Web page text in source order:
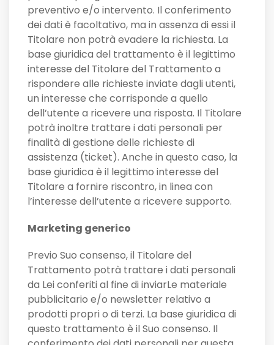
preventivo e/o intervento. Il conferimento
dei dati è facoltativo, ma in assenza di essi il
Titolare non potrà evadere la richiesta. La
base giuridica del trattamento è il legittimo
interesse del Titolare del Trattamento a
rispondere alle richieste inviate dagli utenti,
un interesse che corrisponde a quello
dell’utente a ricevere una risposta. Il Titolare
potrà inoltre trattare i dati personali per
finalità di gestione delle richieste di
assistenza (ticket). Anche in questo caso, la
base giuridica è il legittimo interesse del
Titolare a fornire riscontro, in linea con
l’interesse dell’utente a ricevere supporto.
Marketing generico
Previo Suo consenso, il Titolare del
Trattamento potrà trattare i dati personali
da Lei conferiti al fine di inviarLe materiale
pubblicitario e/o newsletter relativo a
prodotti propri o di terzi. La base giuridica di
questo trattamento è il Suo consenso. Il